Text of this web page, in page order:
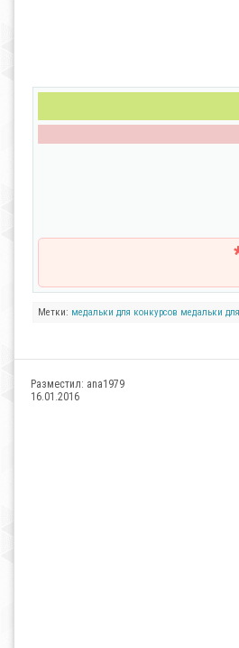
Метки: медальки для конкурсов медальки
Разместил: ana1979
16.01.2016